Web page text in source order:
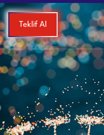
Teklif Al